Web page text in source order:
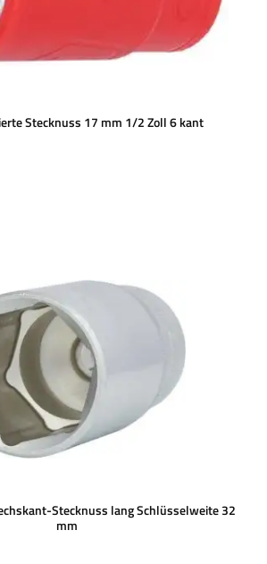
Stecknuss 17 mm 1/2 Zoll 6 kant
Stecknuss lang Schlüsselweite 32
mm